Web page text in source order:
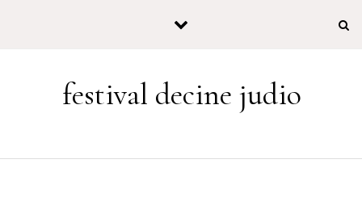
festival decine judio